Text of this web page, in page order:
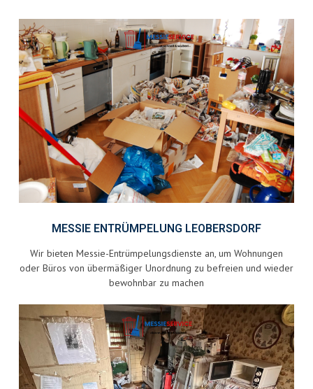
MESSIE ENTRÜMPELUNG LEOBERSDORF
Wir bieten Messie-Entrümpelungsdienste an, um Wohnungen
oder Büros von übermäßiger Unordnung zu befreien und wieder
bewohnbar zu machen